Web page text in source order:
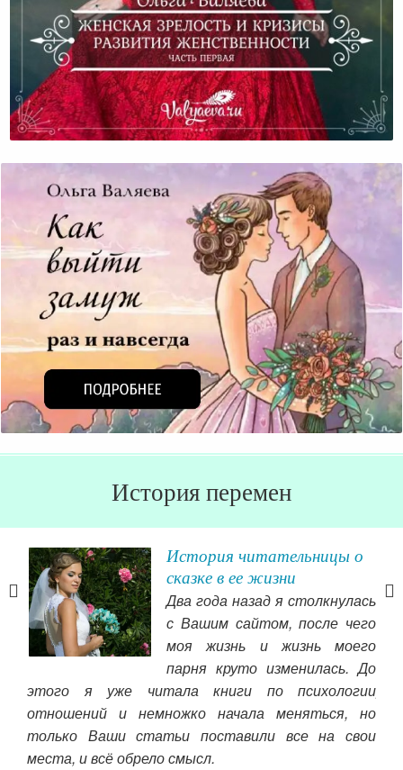
Женская Зрелость И Кризисы Развития
Женственности (Часть Первая)
История перемен
История читательницы о
сказке в ее жизни
Два года назад я столкнулась
с Вашим сайтом, после чего
моя жизнь и жизнь моего
парня круто изменилась. До
этого я уже читала книги по психологии
отношений и немножко начала меняться, но
только Ваши статьи поставили все на свои
места, и всё обрело смысл.